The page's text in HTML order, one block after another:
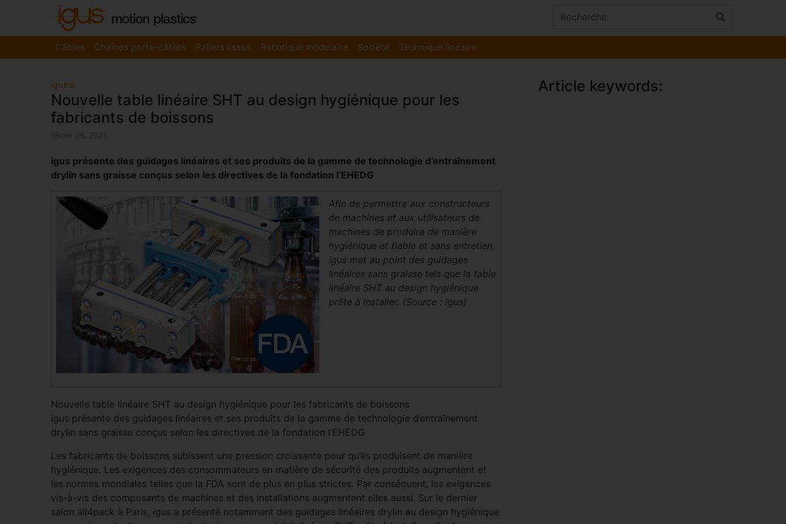
Câbles Chaînes porte-câbles Paliers lisses Robotique modulaire Société Technique linéaire
igubal
Nouvelle table linéaire SHT au design hygiénique pour les
fabricants de boissons
février 28, 2025
igus présente des guidages linéaires et ses produits de la gamme de technologie d’entraînement
drylin sans graisse conçus selon les directives de la fondation l’EHEDG
Afin de permettre aux constructeurs
de machines et aux utilisateurs de
machines de produire de manière
hygiénique et fiable et sans entretien,
igus met au point des guidages
linéaires sans graisse tels que la table
linéaire SHT au design hygiénique
prête à installer. (Source : igus)
Nouvelle table linéaire SHT au design hygiénique pour les fabricants de boissons
igus présente des guidages linéaires et ses produits de la gamme de technologie d’entraînement
drylin sans graisse conçus selon les directives de la fondation l’EHEDG
Les fabricants de boissons subissent une pression croissante pour qu’ils produisent de manière
hygiénique. Les exigences des consommateurs en matière de sécurité des produits augmentent et
les normes mondiales telles que la FDA sont de plus en plus strictes. Par conséquent, les exigences
vis-à-vis des composants de machines et des installations augmentent elles aussi. Sur le dernier
salon all4pack à Paris, igus a présenté notamment des guidages linéaires drylin au design hygiénique
Article keywords: